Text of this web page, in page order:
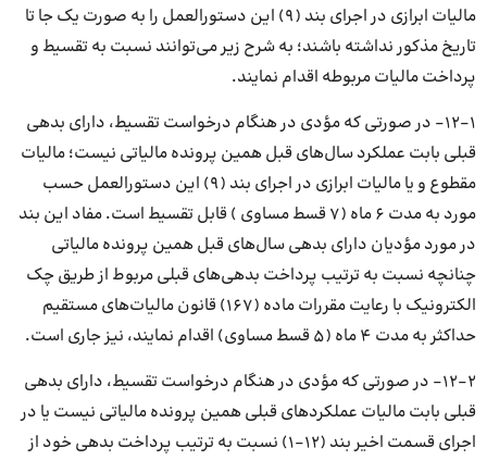
مالیات ابرازی در اجرای بند (۹) این دستورالعمل را به صورت یک جا تا
تاریخ مذکور نداشته باشند؛ به شرح زیر می‌توانند نسبت به تقسیط و
پرداخت مالیات مربوطه اقدام نمایند.
۱۲-۱- در صورتی که مؤدی در هنگام درخواست تقسیط، دارای بدهی
قبلی بابت عملکرد سال‌های قبل همین پرونده مالیاتی نیست؛ مالیات
مقطوع و یا مالیات ابرازی در اجرای بند (۹) این دستورالعمل حسب
مورد به مدت ۶ ماه (۷ قسط مساوی ) قابل تقسیط است. مفاد این بند
در مورد مؤدیان دارای بدهی سال‌های قبل همین پرونده مالیاتی
چنانچه نسبت به ترتیب پرداخت بدهی‌های قبلی مربوط از طریق چک
الکترونیک با رعایت مقررات ماده (۱۶۷) قانون مالیات‌های مستقیم
حداکثر به مدت ۴ ماه (۵ قسط مساوی) اقدام نمایند، نیز جاری است.
۱۲-۲- در صورتی که مؤدی در هنگام درخواست تقسیط، دارای بدهی
قبلی بابت مالیات عملکردهای قبلی همین پرونده مالیاتی نیست یا در
اجرای قسمت اخیر بند (۱۲-۱) نسبت به ترتیب پرداخت بدهی خود از